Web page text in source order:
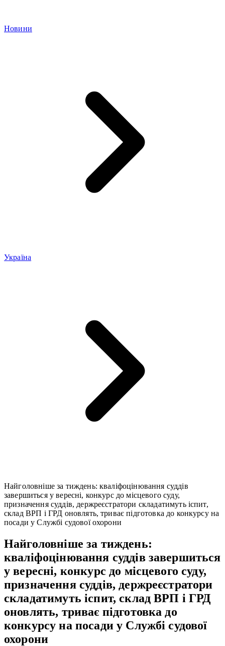
Новини
Україна
Найголовніше за тиждень: кваліфоцінювання суддів
завершиться у вересні, конкурс до місцевого суду,
призначення суддів, держреєстратори складатимуть іспит,
склад ВРП і ГРД оновлять, триває підготовка до конкурсу на
посади у Службі судової охорони
Найголовніше за тиждень:
кваліфоцінювання суддів завершиться
у вересні, конкурс до місцевого суду,
призначення суддів, держреєстратори
складатимуть іспит, склад ВРП і ГРД
оновлять, триває підготовка до
конкурсу на посади у Службі судової
охорони